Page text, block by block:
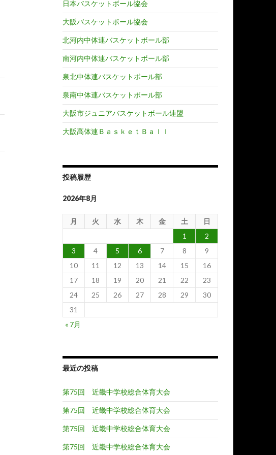
日本バスケットボール協会
大阪バスケットボール協会
北河内中体連バスケットボール部
南河内中体連バスケットボール部
泉北中体連バスケットボール部
泉南中体連バスケットボール部
大阪市ジュニアバスケットボール連盟
大阪高体連ＢａｓｋｅｔＢａｌｌ
投稿履歴
2026年8月
月 火 水 木 金 土
日
1
2
3
4 5 6 7 8
9
10
11 12 13 14 15
16
17
18 19 20 21 22
23
24
25 26 27 28 29
30
31
« 7月
最近の投稿
第75回 近畿中学校総合体育大会
第75回 近畿中学校総合体育大会
第75回 近畿中学校総合体育大会
第75回 近畿中学校総合体育大会